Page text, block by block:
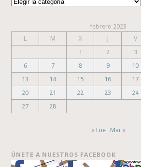
febrero 2023
L
M X J V
1
2 3
6
7 8 9 10
13
14 15 16 17
20
21 22 23 24
27
28
« Ene Mar »
ÚNETE A NUESTROS FACEBOOK